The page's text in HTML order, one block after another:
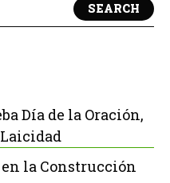
SEARCH
Día de la Oración,
Laicidad
en la Construcción